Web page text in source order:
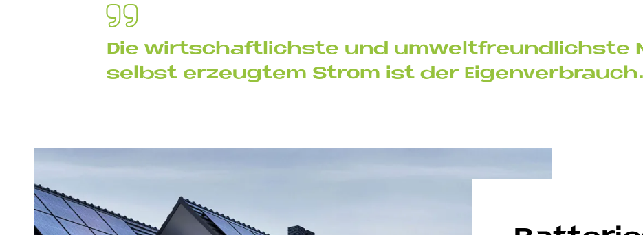
Die wirt­schaft­lich­ste und um­welt­freund­lich­ste
selbst er­zeug­tem Strom ist der Ei­gen­ver­brauch.